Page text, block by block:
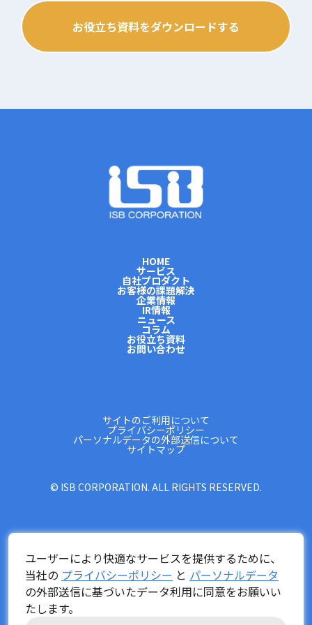
お役立ち資料をダウンロードする
ユーザーにより快適なサービスを提供するために、
当社の プライバシーポリシー と パーソナルデータ
の外部送信に基づいたデータ利用に同意をお願いい
たします。
HOME
サービス
自社プロダクト
お客様の課題解決
企業情報
IR情報
ニュース
コラム
お役立ち資料
お問い合わせ
サイトのご利用について
プライバシーポリシー
パーソナルデータの外部送信について
サイトマップ
© ISB CORPORATION. ALL RIGHTS RESERVED.